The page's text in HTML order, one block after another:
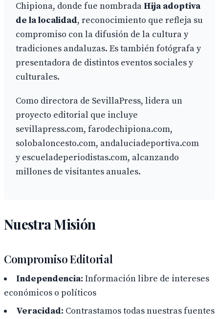
Chipiona, donde fue nombrada Hija adoptiva
de la localidad, reconocimiento que refleja su
compromiso con la difusión de la cultura y
tradiciones andaluzas. Es también fotógrafa y
presentadora de distintos eventos sociales y
culturales.
Como directora de SevillaPress, lidera un
proyecto editorial que incluye
sevillapress.com, farodechipiona.com,
solobaloncesto.com, andaluciadeportiva.com
y escueladeperiodistas.com, alcanzando
millones de visitantes anuales.
Nuestra Misión
Compromiso Editorial
Independencia: Información libre de intereses
económicos o políticos
Veracidad: Contrastamos todas nuestras fuentes